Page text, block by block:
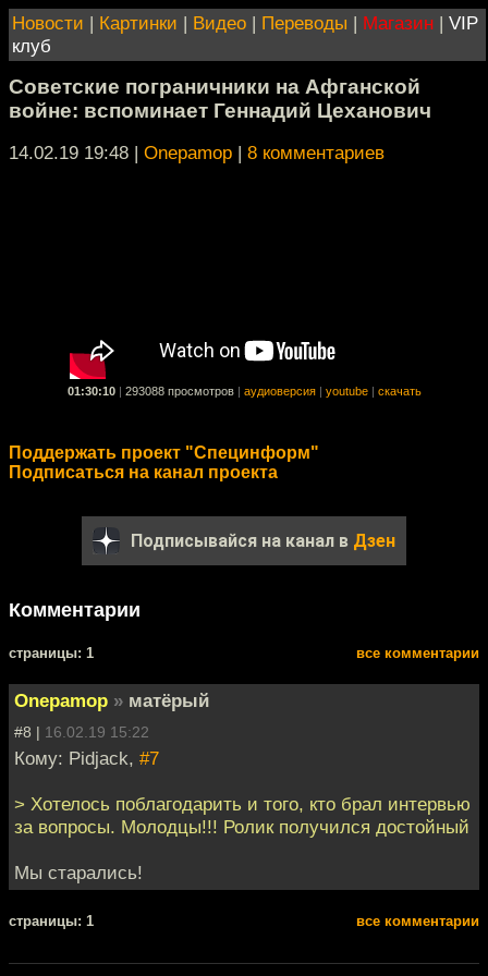
Новости | Картинки | Видео | Переводы | Магазин | VIP
клуб
Советские пограничники на Афганской
войне: вспоминает Геннадий Цеханович
14.02.19 19:48 | Onepamop | 8 комментариев
01:30:10 293088 просмотров аудиоверсия youtube скачать
Поддержать проект "Специнформ"
Подписаться на канал проекта
Подписывайся на канал в Дзен
Комментарии
cтраницы: 1 все комментарии
Onepamop » матёрый
#8 | 16.02.19 15:22
Кому: Pidjack, #7
> Хотелось поблагодарить и того, кто брал интервью
за вопросы. Молодцы!!! Ролик получился достойный
Мы старались!
cтраницы: 1 все комментарии